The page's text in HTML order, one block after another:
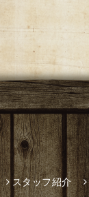
スタッフ紹介